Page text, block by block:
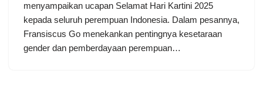
menyampaikan ucapan Selamat Hari Kartini 2025
kepada seluruh perempuan Indonesia. Dalam pesannya,
Fransiscus Go menekankan pentingnya kesetaraan
gender dan pemberdayaan perempuan…